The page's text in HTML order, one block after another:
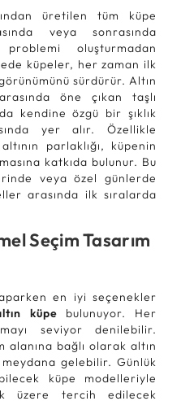
üretilen tüm küpe
veya sonrasında
oluşturmadan
küpeler, her zaman ilk
sürdürür. Altın
öne çıkan taşlı
kendine özgü bir şıklık
yer alır. Özellikle
parlaklığı, küpenin
katkıda bulunur. Bu
veya özel günlerde
arasında ilk sıralarda
Seçim Tasarım
en iyi seçenekler
küpe bulunuyor. Her
seviyor denilebilir.
alanına bağlı olarak altın
gelebilir. Günlük
küpe modelleriyle
üzere tercih edilecek